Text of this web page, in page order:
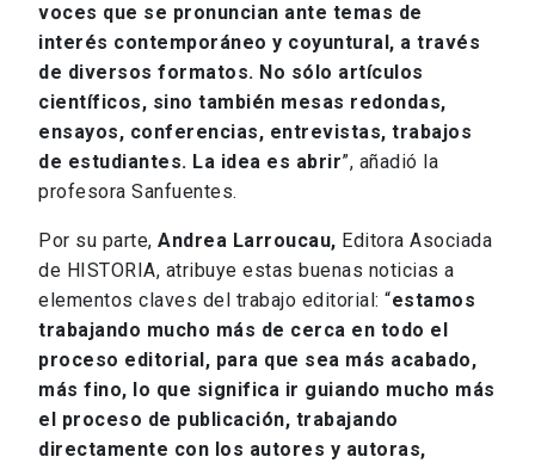
voces que se pronuncian ante temas de
interés contemporáneo y coyuntural, a través
de diversos formatos. No sólo artículos
científicos, sino también mesas redondas,
ensayos, conferencias, entrevistas, trabajos
de estudiantes. La idea es abrir”, añadió la
profesora Sanfuentes.
Por su parte, Andrea Larroucau, Editora Asociada
de HISTORIA, atribuye estas buenas noticias a
elementos claves del trabajo editorial: “estamos
trabajando mucho más de cerca en todo el
proceso editorial, para que sea más acabado,
más fino, lo que significa ir guiando mucho más
el proceso de publicación, trabajando
directamente con los autores y autoras,